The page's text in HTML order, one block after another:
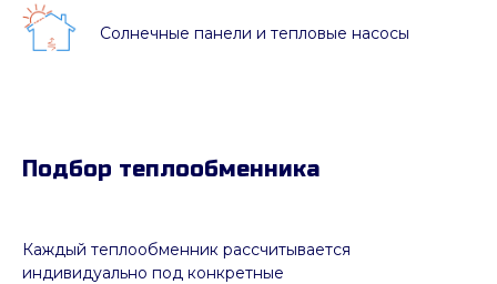
Солнечные панели и тепловые насосы
Подбор теплообменника
Каждый теплообменник рассчитывается
индивидуально под конкретные